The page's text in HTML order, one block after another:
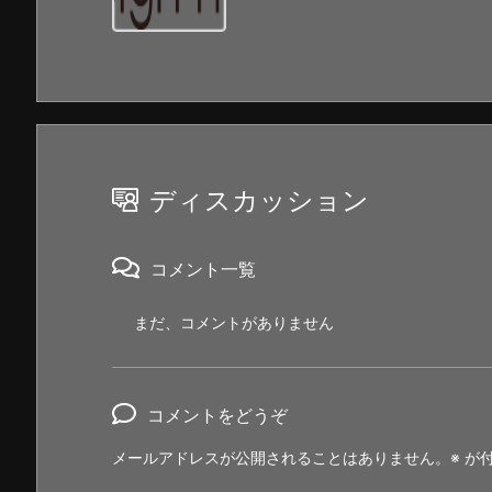
ディスカッション
コメント一覧
まだ、コメントがありません
コメントをどうぞ
メールアドレスが公開されることはありません。 ※ が